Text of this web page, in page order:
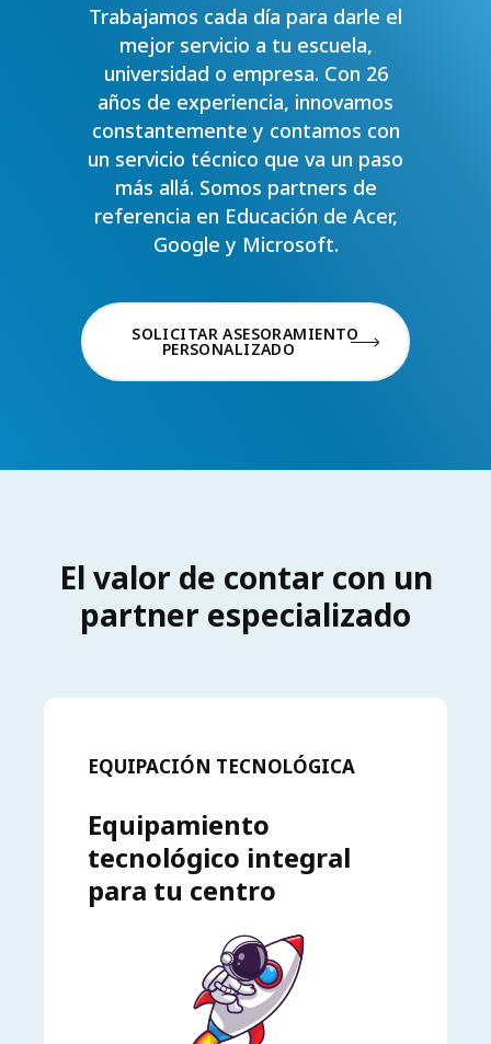
Trabajamos cada día para darle el
mejor servicio a tu escuela,
universidad o empresa. Con 26
años de experiencia, innovamos
constantemente y contamos con
un servicio técnico que va un paso
más allá. Somos partners de
referencia en Educación de Acer,
Google y Microsoft.
SOLICITAR ASESORAMIENTO
PERSONALIZADO
El valor de contar con un
partner especializado
EQUIPACIÓN TECNOLÓGICA
Equipamiento
tecnológico integral
para tu centro